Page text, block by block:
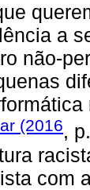
a
não-
(2016,
com